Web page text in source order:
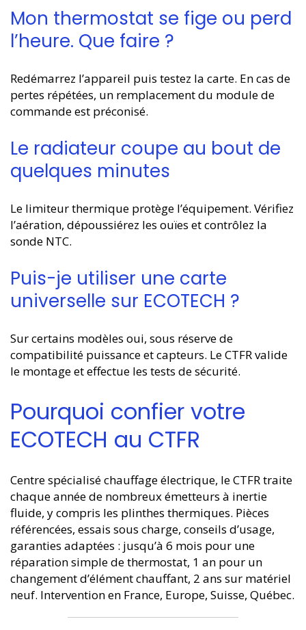
Mon thermostat se fige ou perd
l’heure. Que faire ?
Redémarrez l’appareil puis testez la carte. En cas de
pertes répétées, un remplacement du module de
commande est préconisé.
Le radiateur coupe au bout de
quelques minutes
Le limiteur thermique protège l’équipement. Vérifiez
l’aération, dépoussiérez les ouïes et contrôlez la
sonde NTC.
Puis-je utiliser une carte
universelle sur ECOTECH ?
Sur certains modèles oui, sous réserve de
compatibilité puissance et capteurs. Le CTFR valide
le montage et effectue les tests de sécurité.
Pourquoi confier votre
ECOTECH au CTFR
Centre spécialisé chauffage électrique, le CTFR traite
chaque année de nombreux émetteurs à inertie
fluide, y compris les plinthes thermiques. Pièces
référencées, essais sous charge, conseils d’usage,
garanties adaptées : jusqu’à 6 mois pour une
réparation simple de thermostat, 1 an pour un
changement d’élément chauffant, 2 ans sur matériel
neuf. Intervention en France, Europe, Suisse, Québec.